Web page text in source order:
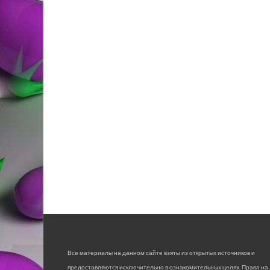
Все материалы на данном сайте взяты из открытых источников и
предоставляются исключительно в ознакомительных целях. Права на